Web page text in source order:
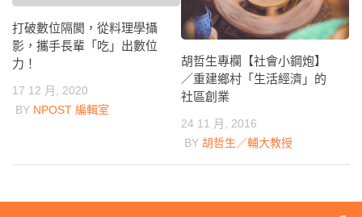
打破數位隔閡，從料理學攝
影，攜手長輩「吃」出數位
力！
17 12 月, 2020
BY NPOST 編輯室
胡哲生專欄【社會小鋼炮】
／重建鄉村「生活經濟」的
社區創業
24 11 月, 2016
BY 胡哲生／輔大教授